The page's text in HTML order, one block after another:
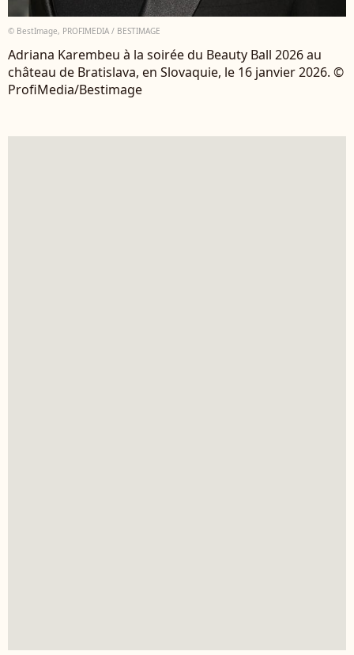
© BestImage, PROFIMEDIA / BESTIMAGE
Adriana Karembeu à la soirée du Beauty Ball 2026 au
château de Bratislava, en Slovaquie, le 16 janvier 2026. ©
ProfiMedia/Bestimage